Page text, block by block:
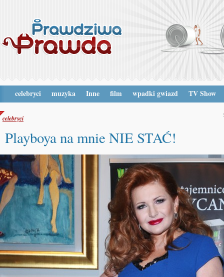
celebryci muzyka Inne film wpadki gwiazd TV Show
celebryci
Playboya na mnie NIE STAĆ!